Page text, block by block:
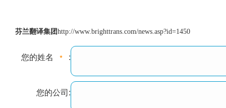
芬兰翻译集团http://www.brighttrans.com/news.asp?id=1450
您的姓名 :
您的公司: